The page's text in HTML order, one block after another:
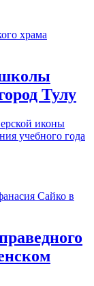
школы
Тулу
иконы
учебного года